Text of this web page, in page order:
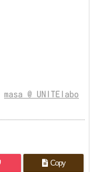
masa @ UNITElabo
Copy